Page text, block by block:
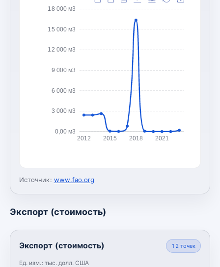
0,00 м3
3 000 м3
6 000 м3
9 000 м3
12 000 м3
15 000 м3
18 000 м3
2012 2015 2018 2021
Источник: www.fao.org
Экспорт (стоимость)
Экспорт (стоимость)
Ед. изм.: тыс. долл. США
12 точек